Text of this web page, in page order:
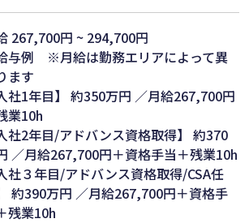
267,700円 ~ 294,700円
与例 ※月給は勤務エリアによって異
ます
社1年目】 約350万円 ／月給267,700円
業10h
社2年目/アドバンス資格取得】 約370
／月給267,700円＋資格手当＋残業10h
社３年目/アドバンス資格取得/CSA任
約390万円 ／月給267,700円＋資格手
残業10h